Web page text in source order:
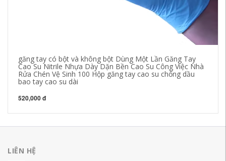
găng tay có bột và không bột Dùng Một Lần Găng Tay
Cao Su Nitrile Nhựa Dày Dặn Bền Cao Su Công Việc Nhà
Rửa Chén Vệ Sinh 100 Hộp găng tay cao su chống dầu
bao tay cao su dài
520,000 đ
LIÊN HỆ